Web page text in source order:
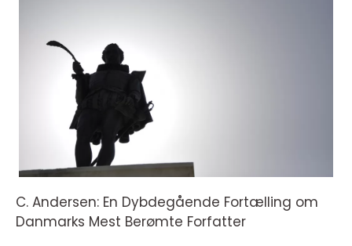
C. Andersen: En Dybdegående Fortælling om
Danmarks Mest Berømte Forfatter